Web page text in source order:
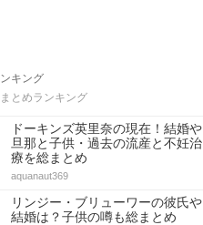
キング
とめランキング
ドーキンズ英里奈の現在！結婚や
旦那と子供・過去の流産と不妊治
療を総まとめ
aquanaut369
リンジー・ブリューワーの彼氏や
結婚は？子供の噂も総まとめ